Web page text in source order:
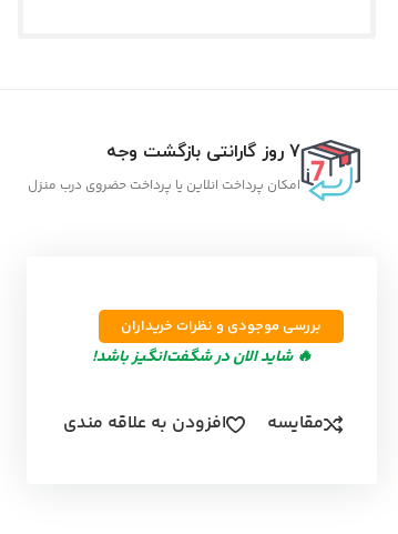
7 روز گارانتی بازگشت وجه
امکان پرداخت انلاین یا پرداخت حضروی درب منزل
بررسی موجودی و نظرات خریداران
🔥 شاید الان در شگفت‌انگیز باشد!
مقایسه افزودن به علاقه مندی